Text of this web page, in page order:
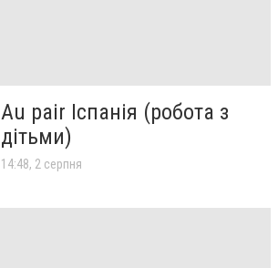
Au pair Іспанія (робота з
дітьми)
14:48, 2 серпня